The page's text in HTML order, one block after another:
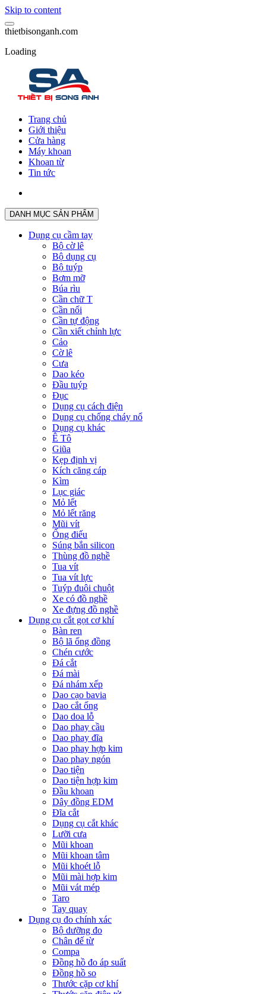
Skip to content
thietbisonganh.com
Loading
Trang chủ
Giới thiệu
Cửa hàng
Máy khoan
Khoan từ
Tin tức
DANH MỤC SẢN PHẨM
Dụng cụ cầm tay
Bộ cờ lê
Bộ dụng cụ
Bộ tuýp
Bơm mỡ
Búa rìu
Cần chữ T
Cần nối
Cần tự động
Cần xiết chỉnh lực
Cảo
Cờ lê
Cưa
Dao kéo
Đầu tuýp
Đục
Dụng cụ cách điện
Dụng cụ chống cháy nổ
Dụng cụ khác
Ê Tô
Giũa
Kẹp định vị
Kích căng cáp
Kìm
Lục giác
Mỏ lết
Mỏ lết răng
Mũi vít
Ống điếu
Súng bắn silicon
Thùng đồ nghề
Tua vít
Tua vít lực
Tuýp đuôi chuột
Xe có đồ nghề
Xe đựng đồ nghề
Dụng cụ cắt gọt cơ khí
Bàn ren
Bộ lã ống đồng
Chén cước
Đá cắt
Đá mài
Đá nhám xếp
Dao cạo bavia
Dao cắt ống
Dao doa lỗ
Dao phay cầu
Dao phay đĩa
Dao phay hợp kim
Dao phay ngón
Dao tiện
Dao tiện hợp kim
Đầu khoan
Dây đồng EDM
Đĩa cắt
Dụng cụ cắt khác
Lưỡi cưa
Mũi khoan
Mũi khoan tâm
Mũi khoét lỗ
Mũi mài hợp kim
Mũi vát mép
Taro
Tay quay
Dụng cụ đo chính xác
Bộ dưỡng đo
Chân đế từ
Compa
Đồng hồ đo áp suất
Đồng hồ so
Thước cặp cơ khí